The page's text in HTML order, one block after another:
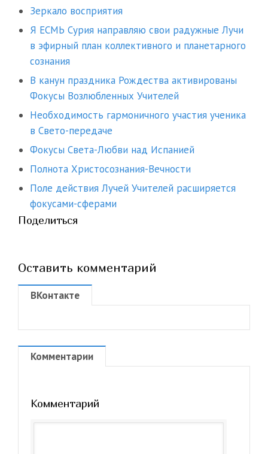
Зеркало восприятия
Я ЕСМЬ Сурия направляю свои радужные Лучи
в эфирный план коллективного и планетарного
сознания
В канун праздника Рождества активированы
Фокусы Возлюбленных Учителей
Необходимость гармоничного участия ученика
в Свето-передаче
Фокусы Света-Любви над Испанией
Полнота Христосознания-Вечности
Поле действия Лучей Учителей расширяется
фокусами-сферами
Поделиться
Оставить комментарий
ВКонтакте
Комментарии
Комментарий